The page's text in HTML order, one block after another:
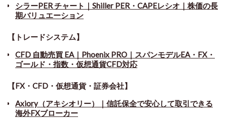
シラーPER チャート ｜ Shiller PER・CAPEレシオ｜株価の長
期バリュエーション
【トレードシステム】
CFD 自動売買 EA｜Phoenix PRO｜スパンモデルEA・FX・
ゴールド・指数・仮想通貨CFD対応
【FX・CFD・仮想通貨・証券会社】
Axiory（アキシオリー）｜信託保全で安心して取引できる
海外FXブローカー